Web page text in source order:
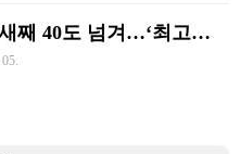
양산 기온 닷새째 40도 넘겨…‘최고기온 42도 가능성도’